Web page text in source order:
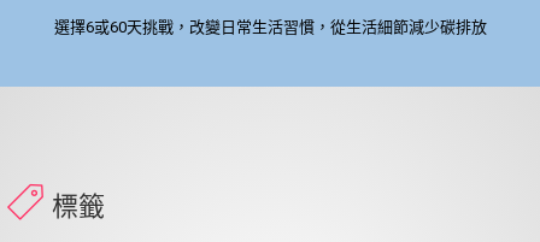
選擇6或60天挑戰，改變日常生活習慣，從生活細節減少碳排放
標籤